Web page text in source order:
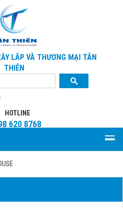
LẮP VÀ THƯƠNG MẠI TÂN
THIÊN
HOTLINE
620 8768